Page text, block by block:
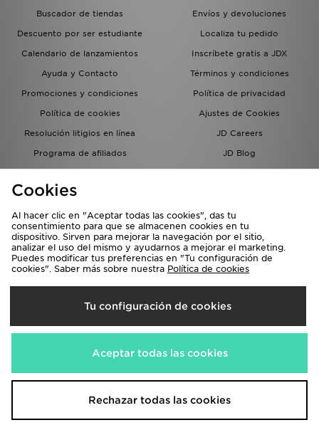
Buscador de tiendas
Envíos y devoluciones
Descuento por ser estudiante
Localiza tu pedido
Calendario de lanzamientos
Inscríbete gratis a JDX
Ayuda y Contacto
Términos y condiciones
Promociones y condiciones
Política de privacidad
Política de cookies
Ajustes de Cookies
Resolución litigios en línea
JD Careers
Programa de afiliados
JD Blog
del grupo JD - Whistleblowing
Selecciona País
España
Aceptamos las siguientes formas de pago
Visita nuestra página corporativa enwww.jdplc.com
Cookies
Al hacer clic en "Aceptar todas las cookies", das tu
consentimiento para que se almacenen cookies en tu
dispositivo. Sirven para mejorar la navegación por el sitio,
analizar el uso del mismo y ayudarnos a mejorar el marketing.
Puedes modificar tus preferencias en "Tu configuración de
cookies". Saber más sobre nuestra Política de cookies
Tu configuración de cookies
Aceptar todas las cookies
Rechazar todas las cookies